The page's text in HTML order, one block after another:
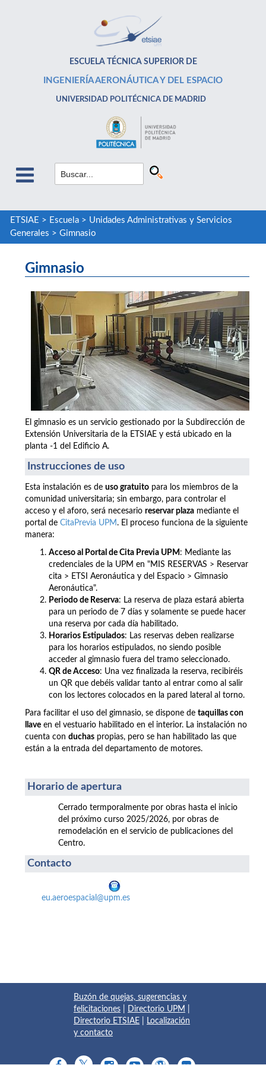
ESCUELA TÉCNICA SUPERIOR DE
INGENIERÍA AERONÁUTICA Y DEL ESPACIO
UNIVERSIDAD POLITÉCNICA DE MADRID
ETSIAE > Escuela> Unidades Administrativas y Servicios
Generales > Gimnasio
Gimnasio
El gimnasio es un servicio gestionado por la Subdirección de
Extensión Universitaria de la ETSIAE y está ubicado en la
planta -1 del Edificio A.
Instrucciones de uso
Esta instalación es de uso gratuito para los miembros de la
comunidad universitaria; sin embargo, para controlar el
acceso y el aforo, será necesario reservar plaza mediante el
portal de CitaPrevia UPM. El proceso funciona de la siguiente
manera:
Acceso al Portal de Cita Previa UPM : Mediante las
credenciales de la UPM en "MIS RESERVAS > Reservar
cita > ETSI Aeronáutica y del Espacio > Gimnasio
Aeronáutica".
Periodo de Reserva: La reserva de plaza estará abierta
para un periodo de 7 días y solamente se puede hacer
una reserva por cada día habilitado.
Horarios Estipulados: Las reservas deben realizarse
para los horarios estipulados, no siendo posible
acceder al gimnasio fuera del tramo seleccionado.
QR de Acceso: Una vez finalizada la reserva, recibiréis
un QR que debéis validar tanto al entrar como al salir
con los lectores colocados en la pared lateral al torno.
Para facilitar el uso del gimnasio, se dispone de taquillas con
llave en el vestuario habilitado en el interior. La instalación no
cuenta con duchas propias, pero se han habilitado las que
están a la entrada del departamento de motores.
Horario de apertura
Cerrado termporalmente por obras hasta el inicio
del próximo curso 2025/2026, por obras de
remodelación en el servicio de publicaciones del
Centro.
Contacto
eu.aeroespacial@upm.es
Buzón de quejas, sugerencias y
felicitaciones
Directorio UPM
Directorio ETSIAE
Localización
y contacto